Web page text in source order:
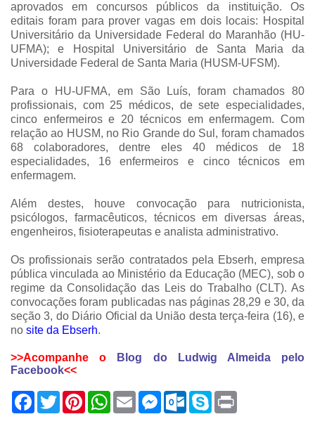
aprovados em concursos públicos da instituição. Os
editais foram para prover vagas em dois locais: Hospital
Universitário da Universidade Federal do Maranhão (HU-
UFMA); e Hospital Universitário de Santa Maria da
Universidade Federal de Santa Maria (HUSM-UFSM).
Para o HU-UFMA, em São Luís, foram chamados 80
profissionais, com 25 médicos, de sete especialidades,
cinco enfermeiros e 20 técnicos em enfermagem. Com
relação ao HUSM, no Rio Grande do Sul, foram chamados
68 colaboradores, dentre eles 40 médicos de 18
especialidades, 16 enfermeiros e cinco técnicos em
enfermagem.
Além destes, houve convocação para nutricionista,
psicólogos, farmacêuticos, técnicos em diversas áreas,
engenheiros, fisioterapeutas e analista administrativo.
Os profissionais serão contratados pela Ebserh, empresa
pública vinculada ao Ministério da Educação (MEC), sob o
regime da Consolidação das Leis do Trabalho (CLT). As
convocações foram publicadas nas páginas 28,29 e 30, da
seção 3, do Diário Oficial da União desta terça-feira (16), e
no site da Ebserh.
>>Acompanhe o
Blog do Ludwig Almeida pelo
Facebook<<
F
T
w
P
W
E
m
M
e
O
S